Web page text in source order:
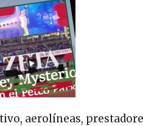
aerolíneas,